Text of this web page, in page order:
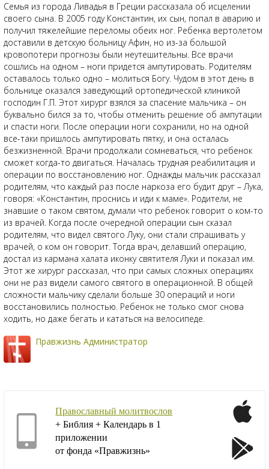
Семья из города Ливадья в Греции рассказала об исцелении
своего сына. В 2005 году Константин, их сын, попал в аварию и
получил тяжелейшие переломы обеих ног. Ребенка вертолетом
доставили в детскую больницу Афин, но из-за большой
кровопотери прогнозы были неутешительны. Все врачи
сошлись на одном – ноги придется ампутировать. Родителям
оставалось только одно – молиться Богу. Чудом в этот день в
больнице оказался заведующий ортопедической клиникой
господин Г.П. Этот хирург взялся за спасение мальчика – он
буквально бился за то, чтобы отменить решение об ампутации
и спасти ноги. После операции ноги сохранили, но на одной
все-таки пришлось ампутировать пятку, и она осталась
безжизненной. Врачи продолжали сомневаться, что ребенок
сможет когда-то двигаться. Началась трудная реабилитация и
операции по восстановлению ног. Однажды мальчик рассказал
родителям, что каждый раз после наркоза его будит друг – Лука,
говоря: «Константин, проснись и иди к маме». Родители, не
знавшие о таком святом, думали что ребенок говорит о ком-то
из врачей. Когда после очередной операции сын сказал
родителям, что видел святого Луку, они стали спрашивать у
врачей, о ком он говорит. Тогда врач, делавший операцию,
достал из кармана халата иконку святителя Луки и показал им.
Этот же хирург рассказал, что при самых сложных операциях
они не раз видели самого святого в операционной. В общей
сложности мальчику сделали больше 30 операций и ноги
восстановились полностью. Ребенок не только смог снова
ходить, но даже бегать и кататься на велосипеде.
Правжизнь Администратор
Православный молитвослов
+ Библия + Календарь в 1
приложении
от фонда «Правжизнь»